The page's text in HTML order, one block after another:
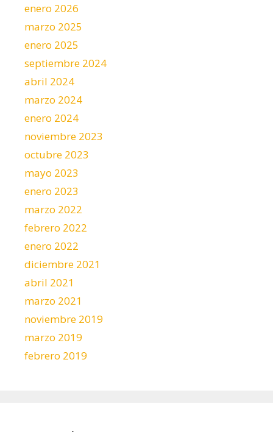
enero 2026
marzo 2025
enero 2025
septiembre 2024
abril 2024
marzo 2024
enero 2024
noviembre 2023
octubre 2023
mayo 2023
enero 2023
marzo 2022
febrero 2022
enero 2022
diciembre 2021
abril 2021
marzo 2021
noviembre 2019
marzo 2019
febrero 2019